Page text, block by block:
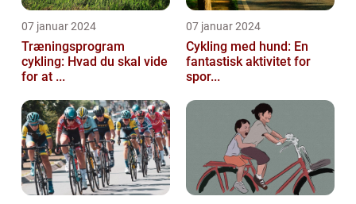
07 januar 2024
Træningsprogram
cykling: Hvad du skal vide
for at ...
07 januar 2024
Cykling med hund: En
fantastisk aktivitet for
spor...